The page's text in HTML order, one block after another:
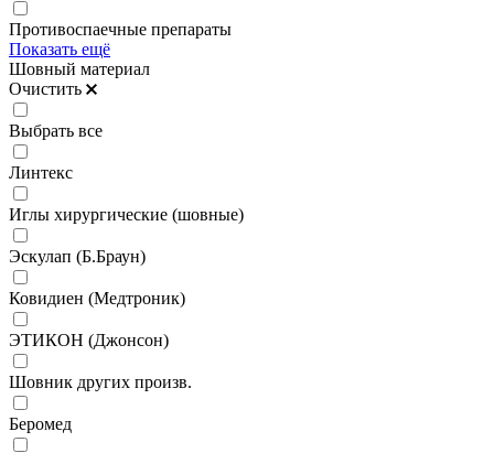
Противоспаечные препараты
Показать ещё
Шовный материал
Очистить
Выбрать все
Линтекс
Иглы хирургические (шовные)
Эскулап (Б.Браун)
Ковидиен (Медтроник)
ЭТИКОН (Джонсон)
Шовник других произв.
Беромед